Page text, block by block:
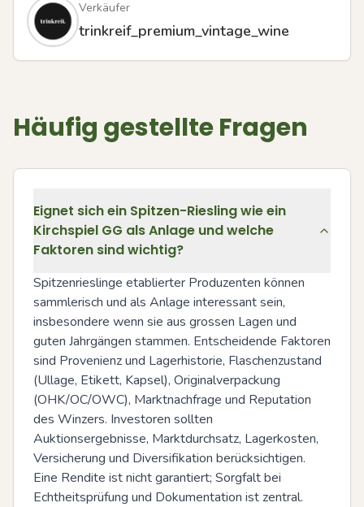
Verkäufer
trinkreif_premium_vintage_wine
Häufig gestellte Fragen
Eignet sich ein Spitzen-Riesling wie ein
Kirchspiel GG als Anlage und welche
Faktoren sind wichtig?
Spitzenrieslinge etablierter Produzenten können
sammlerisch und als Anlage interessant sein,
insbesondere wenn sie aus grossen Lagen und
guten Jahrgängen stammen. Entscheidende Faktoren
sind Provenienz und Lagerhistorie, Flaschenzustand
(Ullage, Etikett, Kapsel), Originalverpackung
(OHK/OC/OWC), Marktnachfrage und Reputation
des Winzers. Investoren sollten
Auktionsergebnisse, Marktdurchsatz, Lagerkosten,
Versicherung und Diversifikation berücksichtigen.
Eine Rendite ist nicht garantiert; Sorgfalt bei
Echtheitsprüfung und Dokumentation ist zentral.